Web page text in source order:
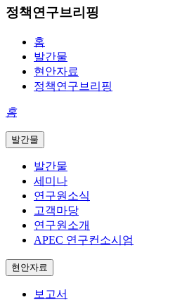
정책연구브리핑
홈
발간물
현안자료
정책연구브리핑
홈
발간물
발간물
세미나
연구원소식
고객마당
연구원소개
APEC 연구컨소시엄
현안자료
보고서